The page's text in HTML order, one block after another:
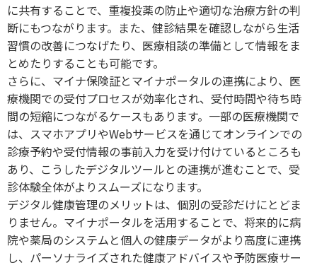
に共有することで、重複投薬の防止や適切な治療方針の判
断にもつながります。また、健診結果を確認しながら生活
習慣の改善につなげたり、医療相談の準備として情報をま
とめたりすることも可能です。
さらに、マイナ保険証とマイナポータルの連携により、医
療機関での受付プロセスが効率化され、受付時間や待ち時
間の短縮につながるケースもあります。一部の医療機関で
は、スマホアプリやWebサービスを通じてオンラインでの
診療予約や受付情報の事前入力を受け付けているところも
あり、こうしたデジタルツールとの連携が進むことで、受
診体験全体がよりスムーズになります。
デジタル健康管理のメリットは、個別の受診だけにとどま
りません。マイナポータルを活用することで、将来的に病
院や薬局のシステムと個人の健康データがより高度に連携
し、パーソナライズされた健康アドバイスや予防医療サー